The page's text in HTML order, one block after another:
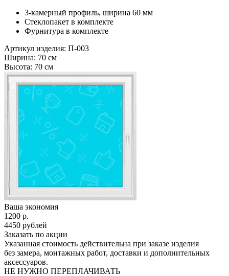
3-камерный профиль, ширина 60 мм
Стеклопакет в комплекте
Фурнитура в комплекте
Артикул изделия: П-003
Ширина: 70 см
Высота: 70 см
Ваша экономия
1200 р.
4450 рублей
Заказать по акции
Указанная стоимость действительна при заказе изделия
без замера, монтажных работ, доставки и дополнительных
аксессуаров.
НЕ НУЖНО ПЕРЕПЛАЧИВАТЬ